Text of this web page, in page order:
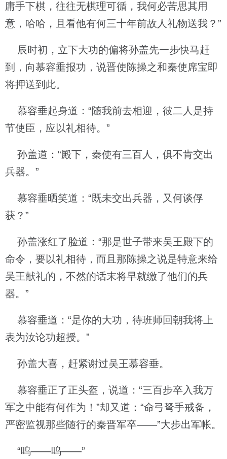
庸手下棋，往往无棋理可循，我何必苦思其用
意，哈哈，且看他有何三十年前故人礼物送我？”
辰时初，立下大功的偏将孙盖先一步快马赶
到，向慕容垂报功，说晋使陈操之和秦使席宝即
将押送到此。
慕容垂起身道：“随我前去相迎，彼二人是持
节使臣，应以礼相待。”
孙盖道：“殿下，秦使有三百人，俱不肯交出
兵器。”
慕容垂晒笑道：“既未交出兵器，又何谈俘
获？”
孙盖涨红了脸道：“那是世子带来吴王殿下的
命令，要以礼相待，而且那陈操之说是特意来给
吴王献礼的，不然的话末将早就缴了他们的兵
器。”
慕容垂道：“是你的大功，待班师回朝我将上
表为汝论功超授。”
孙盖大喜，赶紧谢过吴王慕容垂。
慕容垂正了正头盔，说道：“三百步卒入我万
军之中能有何作为！”却又道：“命弓弩手戒备，
严密监视那些随行的秦晋军卒——”大步出军帐。
“呜——呜——”